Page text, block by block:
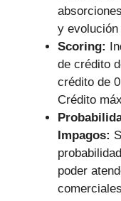
y
Scoring:
de crédito
crédito de
Crédito
Impagos:
poder